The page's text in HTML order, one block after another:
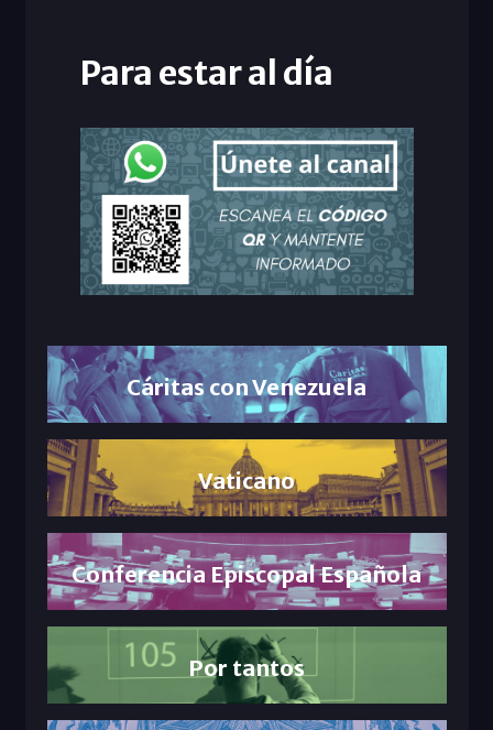
Para estar al día
Cáritas con Venezuela
Vaticano
Conferencia Episcopal Española
Por tantos